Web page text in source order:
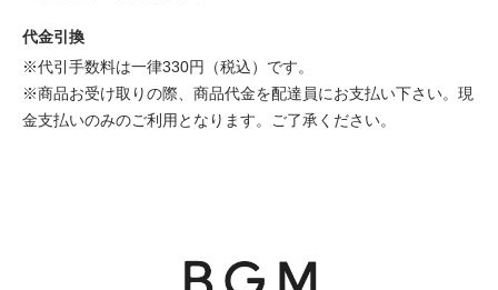
代金引換
※代引手数料は一律330円（税込）です。
※商品お受け取りの際、商品代金を配達員にお支払い下さい。現
金支払いのみのご利用となります。ご了承ください。